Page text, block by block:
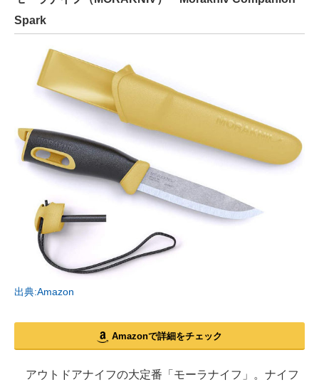
Spark
出典:Amazon
Amazonで詳細をチェック
アウトドアナイフの大定番「モーラナイフ」。ナイフ